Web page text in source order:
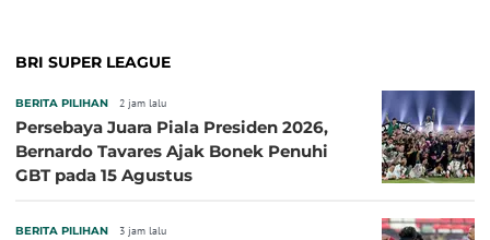
BRI SUPER LEAGUE
BERITA PILIHAN 2 jam lalu
Persebaya Juara Piala Presiden 2026,
Bernardo Tavares Ajak Bonek Penuhi
GBT pada 15 Agustus
BERITA PILIHAN 3 jam lalu